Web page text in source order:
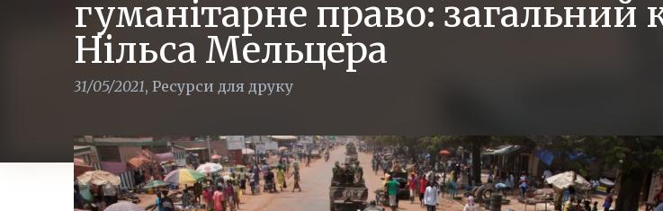
гуманітарне право: загальний
Нільса Мельцера
31/05/2021, Ресурси для друку